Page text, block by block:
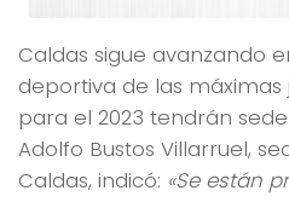
Caldas sigue avanzando
deportiva de las máximas
para el 2023 tendrán
Adolfo Bustos Villarruel,
Caldas, indicó: «Se están